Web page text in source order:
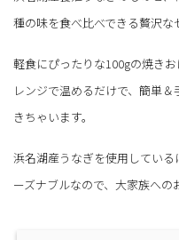
種の味を食べ比べできる贅沢な
軽食にぴったりな100gの焼きお
レンジで温めるだけで、簡単
きちゃいます。
浜名湖産うなぎを使用してい
ーズナブルなので、大家族への